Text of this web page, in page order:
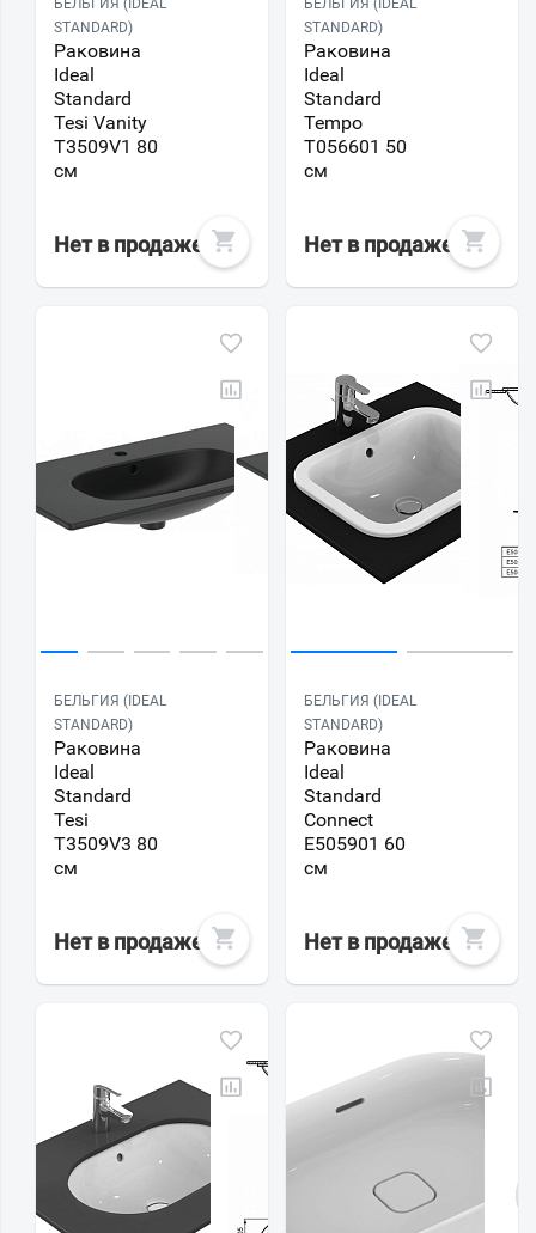
STANDARD)
Раковина
Ideal
Standard
Tesi Vanity
T3509V1 80
см
Нет в продаже
STANDARD)
Раковина
Ideal
Standard
Tempo
T056601 50
см
Нет в продаже
БЕЛЬГИЯ (IDEAL
STANDARD)
Раковина
Ideal
Standard
Tesi
T3509V3 80
см
Нет в продаже
БЕЛЬГИЯ (IDEAL
STANDARD)
Раковина
Ideal
Standard
Connect
E505901 60
см
Нет в продаже